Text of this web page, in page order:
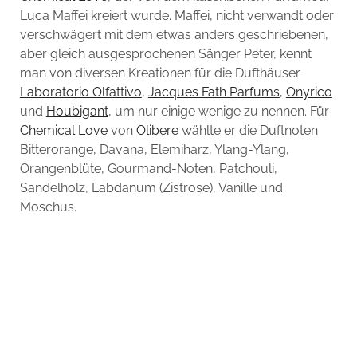
Luca Maffei kreiert wurde. Maffei, nicht verwandt oder
verschwägert mit dem etwas anders geschriebenen,
aber gleich ausgesprochenen Sänger Peter, kennt
man von diversen Kreationen für die Dufthäuser
Laboratorio Olfattivo, Jacques Fath Parfums, Onyrico
und Houbigant, um nur einige wenige zu nennen. Für
Chemical Lovevon Oliberewählte er die Duftnoten
Bitterorange, Davana, Elemiharz, Ylang-Ylang,
Orangenblüte, Gourmand-Noten, Patchouli,
Sandelholz, Labdanum (Zistrose), Vanille und
Moschus.